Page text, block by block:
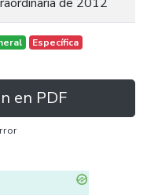
Específica
en PDF